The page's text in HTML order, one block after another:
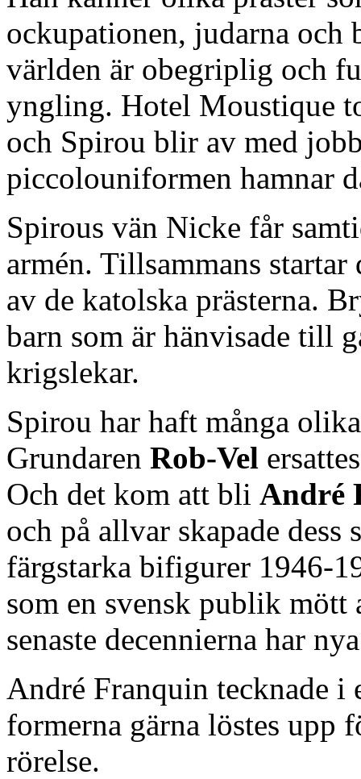
ockupationen, judarna och
världen är obegriplig och
yngling. Hotel Moustique
och Spirou blir av med
piccolouniformen hamnar
Spirous vän Nicke får
armén. Tillsammans startar
av de katolska prästerna.
barn som är hänvisade till
krigslekar.
Spirou har haft många
Grundaren Rob-Vel
Och det kom att bli André
och på allvar skapade dess
färgstarka bifigurer 1946-
som en svensk publik mött
senaste decennierna har
André Franquin tecknade
formerna gärna löstes upp
rörelse.